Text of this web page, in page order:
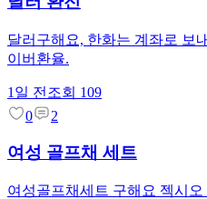
달러구해요, 한화는 계좌로 보
이버환율.
1일 전 조회 109
0
2
여성 골프채 세트
여성골프채세트 구해요 젝시